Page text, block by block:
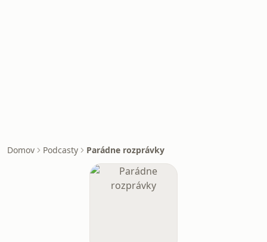
Domov Podcasty Parádne rozprávky